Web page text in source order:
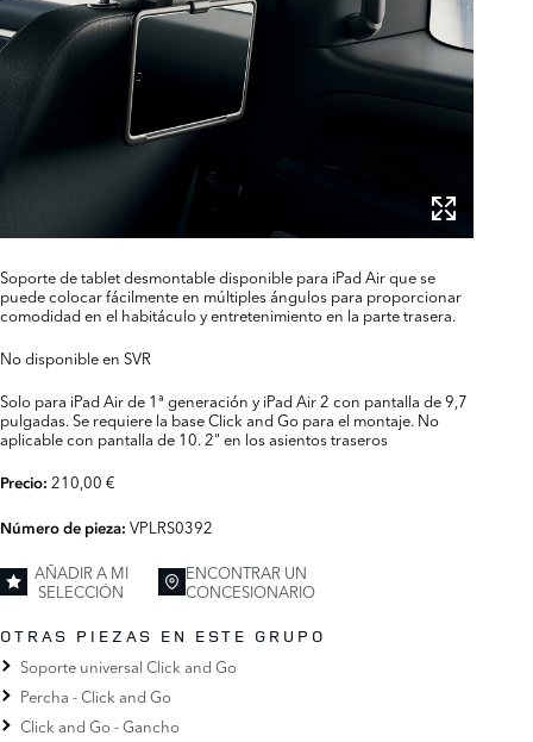
Soporte de tablet desmontable disponible para iPad Air que se
puede colocar fácilmente en múltiples ángulos para proporcionar
comodidad en el habitáculo y entretenimiento en la parte trasera.
No disponible en SVR
Solo para iPad Air de 1ª generación y iPad Air 2 con pantalla de 9,7
pulgadas. Se requiere la base Click and Go para el montaje. No
aplicable con pantalla de 10. 2" en los asientos traseros
Precio: 210,00 €
Número de pieza: VPLRS0392
AÑADIR A MI
SELECCIÓN
ENCONTRAR UN
CONCESIONARIO
OTRAS PIEZAS EN ESTE GRUPO
Soporte universal Click and Go
Percha - Click and Go
Click and Go - Gancho